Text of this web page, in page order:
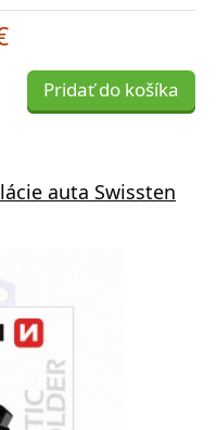
Pridať do košíka
auta Swissten